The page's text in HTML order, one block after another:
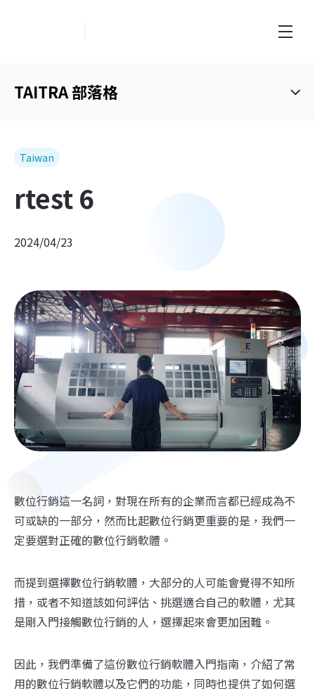
TAITRA 部落格
Taiwan
rtest 6
2024/04/23
數位行銷這一名詞，對現在所有的企業而言都已經成為不
可或缺的一部分，然而比起數位行銷更重要的是，我們一
定要選對正確的數位行銷軟體。
而提到選擇數位行銷軟體，大部分的人可能會覺得不知所
措，或者不知道該如何評估、挑選適合自己的軟體，尤其
是剛入門接觸數位行銷的人，選擇起來會更加困難。
因此，我們準備了這份數位行銷軟體入門指南，介紹了常
用的數位行銷軟體以及它們的功能，同時也提供了如何選